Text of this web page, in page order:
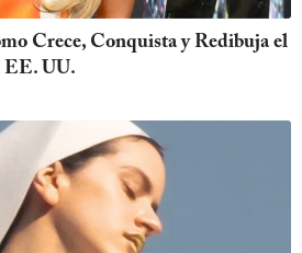
Crece, Conquista y Redibuja el
EE. UU.